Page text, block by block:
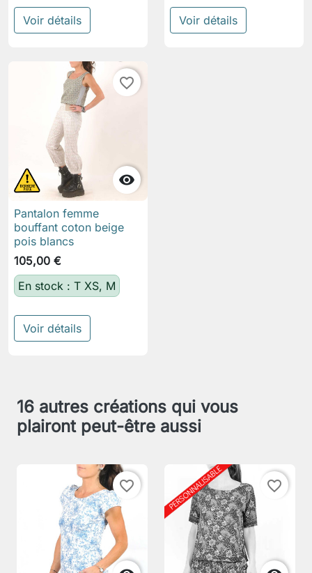
Voir détails Voir détails

favorite_border
Pantalon femme
bouffant coton beige
pois blancs
105,00 €
En stock : T XS, M
Voir détails
16 autres créations qui vous
plairont peut-être aussi
favorite_border favorite_border